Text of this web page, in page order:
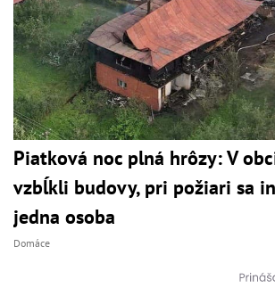
Piatková noc plná hrôzy: V
vzbĺkli budovy, pri požiari sa
jedna osoba
Domáce